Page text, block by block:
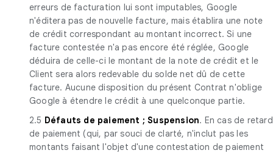
erreurs de facturation lui sont imputables, Google
n'éditera pas de nouvelle facture, mais établira une note
de crédit correspondant au montant incorrect. Si une
facture contestée n'a pas encore été réglée, Google
déduira de celle-ci le montant de la note de crédit et le
Client sera alors redevable du solde net dû de cette
facture. Aucune disposition du présent Contrat n'oblige
Google à étendre le crédit à une quelconque partie.
2.5 Défauts de paiement ; Suspension. En cas de retard
de paiement (qui, par souci de clarté, n'inclut pas les
montants faisant l'objet d'une contestation de paiement